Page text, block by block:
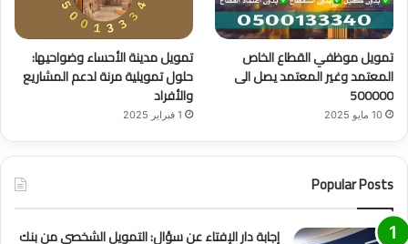
تمويل موظفي القطاع الخاص
المعتمد وغير المعتمد يصل الى
500000
10 مايو 2025
تمويل مدينة الأحساء وضواحيها:
حلول تمويلية مرنة لدعم المشاريع
والأفراد
1 فبراير 2025
Popular Posts
إجابة دار الإفتاء عن سؤال: التمويل الشخصي من بنك